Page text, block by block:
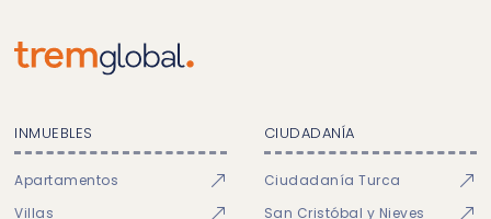
INMUEBLES
Apartamentos
Villas
CIUDADANÍA
Ciudadanía Turca
San Cristóbal y Nieves